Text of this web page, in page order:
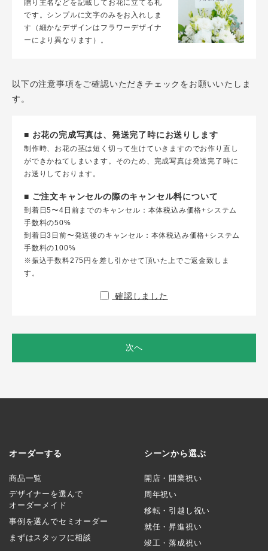
贈り主名などを記載してお花に立てる札
です。シンプルに文字のみをお入れしま
す（細かなデザインはフラワーデザイナ
ーにより異なります）。
以下の注意事項をご確認いただきチェックをお願いいたしま
す。
■ お花の完成写真は、発送完了時にお送りします
制作時、お花の茎は短く切って生けていきますのでお作り直し
ができかねてしまいます。そのため、完成写真は発送完了時に
お送りしております。
■ ご注文キャンセルの際のキャンセル料について
到着日5〜4日前までのキャンセル：本体税込み価格+システム
手数料の50%
到着日3日前〜発送後のキャンセル：本体税込み価格+システム
手数料の100%
※振込手数料275円を差し引かせて頂いた上でご返金致しま
す。
確認しました
次へ
オーダーする
商品一覧
デザイナーを選んで
オーダーメイド
事例を選んでセミオーダー
まずはスタッフに相談
シーンから選ぶ
開店・開業祝い
周年祝い
移転・引越し祝い
就任・昇進祝い
竣工・落成祝い